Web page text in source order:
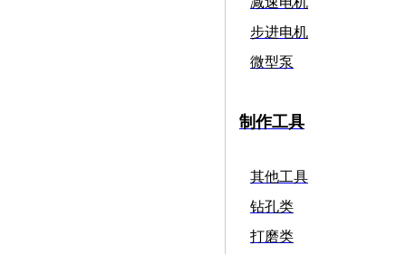
步进电机
微型泵
制作工具
其他工具
钻孔类
打磨类